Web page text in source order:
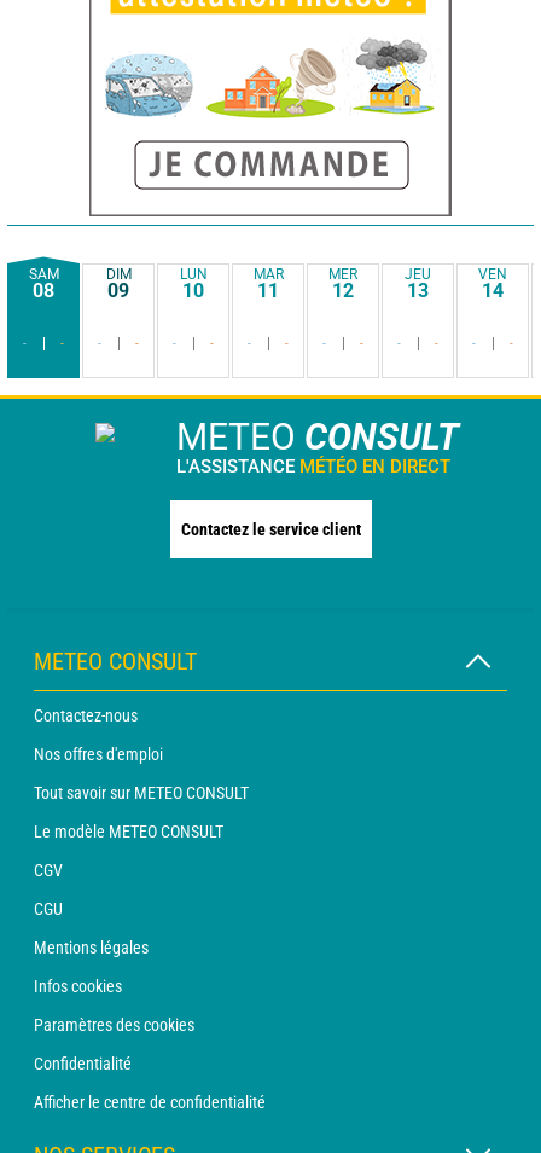
SAM
08
- -
DIM
09
- -
LUN
10
- -
MAR
11
- -
MER
12
- -
JEU
13
- -
VEN
14
- -
METEO CONSULT
L'ASSISTANCE MÉTÉO EN DIRECT
Contactez le service client
METEO CONSULT
Contactez-nous
Nos offres d'emploi
Tout savoir sur METEO CONSULT
Le modèle METEO CONSULT
CGV
CGU
Mentions légales
Infos cookies
Paramètres des cookies
Confidentialité
Afficher le centre de confidentialité